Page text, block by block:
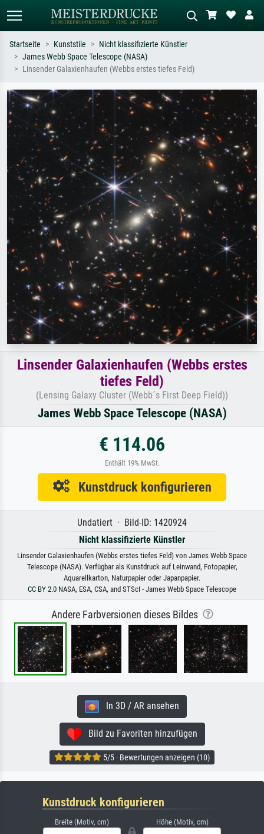
Standardsuche KI-Bildersuche
oder Stilen – z.B. Monet,
Sternennacht, Impressionismus, Welle
Hokusai, Akt.
Wiese, Abstrakt mit viel Rot, Dunkles
Ölgemälde, Stehender Akt neben einem
Startseite Kunststile
Nicht klassifizierte Künstler
James Webb Space Telescope (NASA)
Linsender Galaxienhaufen (Webbs erstes tiefes Feld)
Linsender Galaxienhaufen (Webbs erstes
tiefes Feld)
(Lensing Galaxy Cluster (Webb´s First Deep Field))
James Webb Space Telescope (NASA)
€ 114.06
Enthält 19% MwSt.
Kunstdruck konfigurieren
Undatiert · Bild-ID: 1420924
Nicht klassifizierte Künstler
Linsender Galaxienhaufen (Webbs erstes tiefes Feld) von James Webb Space
Telescope (NASA). Verfügbar als Kunstdruck auf Leinwand, Fotopapier,
Aquarellkarton, Naturpapier oder Japanpapier.
CC BY 2.0 NASA, ESA, CSA, and STScI - James Webb Space Telescope
Andere Farbversionen dieses Bildes
In 3D / AR ansehen
Bild zu Favoriten hinzufügen
5/5 · Bewertungen anzeigen (10)
Kunstdruck konfigurieren
Breite (Motiv, cm) Höhe (Motiv, cm)